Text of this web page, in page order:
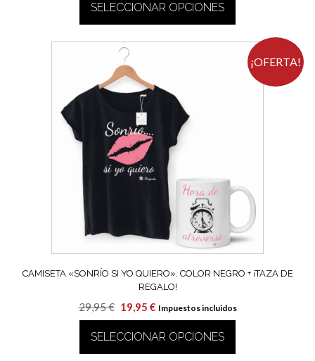
original
era:
29,95 €.
actual
es:
19,95 €.
SELECCIONAR OPCIONES
producto
variantes.
opciones
pueden
elegir
página
producto
¡OFERTA!
CAMISETA «SONRÍO SI YO QUIERO». COLOR NEGRO + ¡TAZA DE
REGALO!
29,95€ El
precio
original
era:
19,95 €El
precio
actual
es:
Impuestos incluidos
SELECCIONAR OPCIONES